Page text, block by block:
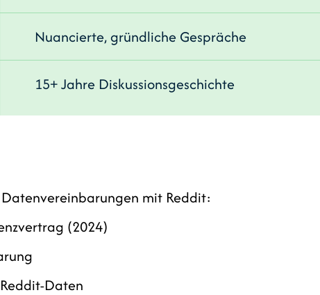
Nuancierte, gründliche Gespräche
15+ Jahre Diskussionsgeschichte
mit Reddit:
(2024)
Daten